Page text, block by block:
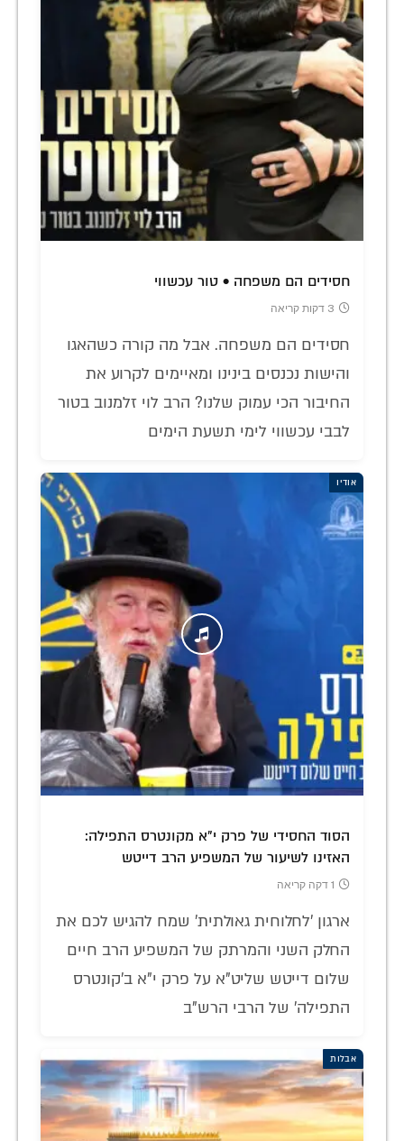
חסידים הם משפחה • טור עכשווי
3 דקות קריאה
חסידים הם משפחה. אבל מה קורה כשהאגו
והישות נכנסים בינינו ומאיימים לקרוע את
החיבור הכי עמוק שלנו? הרב לוי זלמנוב בטור
לבבי עכשווי לימי תשעת הימים
אודיו
הסוד החסידי של פרק י"א מקונטרס התפילה:
האזינו לשיעור של המשפיע הרב דייטש
1 דקה קריאה
ארגון 'לחלוחית גאולתית' שמח להגיש לכם את
החלק השני והמרתק של המשפיע הרב חיים
שלום דייטש שליט"א על פרק י"א ב'קונטרס
התפילה' של הרבי הרש"ב
אבלות